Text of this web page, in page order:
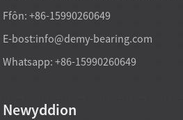
Ffôn: +86-15990260649
E-bost:info@demy-bearing.com
Whatsapp: +86-15990260649
Newyddion